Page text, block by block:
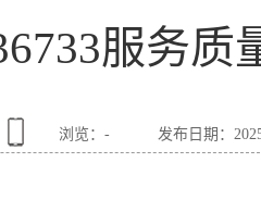
服务质
浏览： - 发布日期：